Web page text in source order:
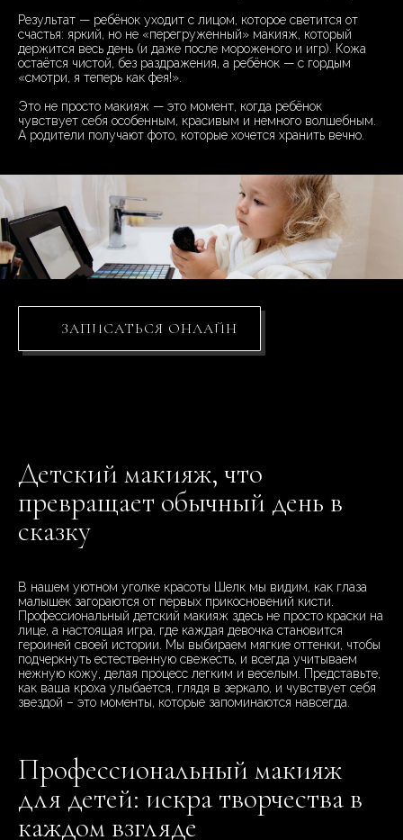
Результат — ребёнок уходит с лицом, которое светится от
счастья: яркий, но не «перегруженный» макияж, который
держится весь день (и даже после мороженого и игр). Кожа
остаётся чистой, без раздражения, а ребёнок — с гордым
«смотри, я теперь как фея!».
Это не просто макияж — это момент, когда ребёнок
чувствует себя особенным, красивым и немного волшебным.
А родители получают фото, которые хочется хранить вечно.
ЗАПИСАТЬСЯ ОНЛАЙН
Детский макияж, что
превращает обычный день в
сказку
В нашем уютном уголке красоты Шелк мы видим, как глаза
малышек загораются от первых прикосновений кисти.
Профессиональный детский макияж здесь не просто краски на
лице, а настоящая игра, где каждая девочка становится
героиней своей истории. Мы выбираем мягкие оттенки, чтобы
подчеркнуть естественную свежесть, и всегда учитываем
нежную кожу, делая процесс легким и веселым. Представьте,
как ваша кроха улыбается, глядя в зеркало, и чувствует себя
звездой – это моменты, которые запоминаются навсегда.
Профессиональный макияж
для детей: искра творчества в
каждом взгляде